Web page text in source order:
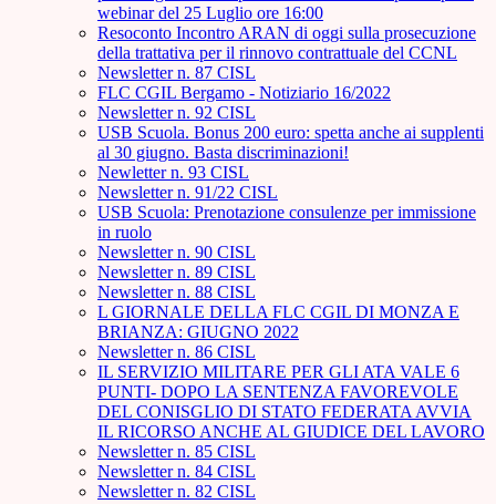
webinar del 25 Luglio ore 16:00
Resoconto Incontro ARAN di oggi sulla prosecuzione
della trattativa per il rinnovo contrattuale del CCNL
Newsletter n. 87 CISL
FLC CGIL Bergamo - Notiziario 16/2022
Newsletter n. 92 CISL
USB Scuola. Bonus 200 euro: spetta anche ai supplenti
al 30 giugno. Basta discriminazioni!
Newletter n. 93 CISL
Newsletter n. 91/22 CISL
USB Scuola: Prenotazione consulenze per immissione
in ruolo
Newsletter n. 90 CISL
Newsletter n. 89 CISL
Newsletter n. 88 CISL
L GIORNALE DELLA FLC CGIL DI MONZA E
BRIANZA: GIUGNO 2022
Newsletter n. 86 CISL
IL SERVIZIO MILITARE PER GLI ATA VALE 6
PUNTI- DOPO LA SENTENZA FAVOREVOLE
DEL CONISGLIO DI STATO FEDERATA AVVIA
IL RICORSO ANCHE AL GIUDICE DEL LAVORO
Newsletter n. 85 CISL
Newsletter n. 84 CISL
Newsletter n. 82 CISL